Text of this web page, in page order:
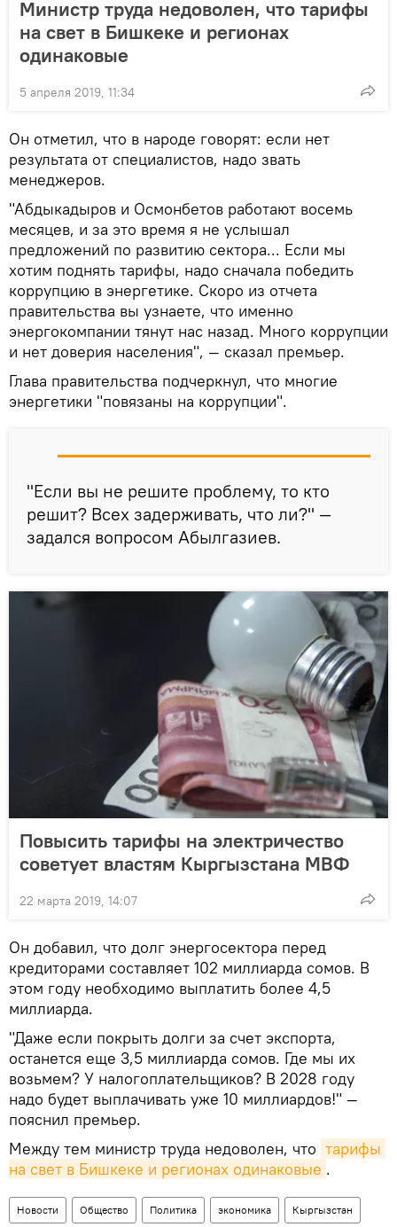
Министр труда недоволен, что тарифы
на свет в Бишкеке и регионах
одинаковые
5 апреля 2019, 11:34
Он отметил, что в народе говорят: если нет
результата от специалистов, надо звать
менеджеров.
"Абдыкадыров и Осмонбетов работают восемь
месяцев, и за это время я не услышал
предложений по развитию сектора... Если мы
хотим поднять тарифы, надо сначала победить
коррупцию в энергетике. Скоро из отчета
правительства вы узнаете, что именно
энергокомпании тянут нас назад. Много коррупции
и нет доверия населения", — сказал премьер.
Глава правительства подчеркнул, что многие
энергетики "повязаны на коррупции".
"Если вы не решите проблему, то кто
решит? Всех задерживать, что ли?" —
задался вопросом Абылгазиев.
Повысить тарифы на электричество
советует властям Кыргызстана МВФ
22 марта 2019, 14:07
Он добавил, что долг энергосектора перед
кредиторами составляет 102 миллиарда сомов. В
этом году необходимо выплатить более 4,5
миллиарда.
"Даже если покрыть долги за счет экспорта,
останется еще 3,5 миллиарда сомов. Где мы их
возьмем? У налогоплательщиков? В 2028 году
надо будет выплачивать уже 10 миллиардов!" —
пояснил премьер.
Между тем министр труда недоволен, что тарифы
на свет в Бишкеке и регионах одинаковые .
Новости Общество Политика экономика Кыргызстан